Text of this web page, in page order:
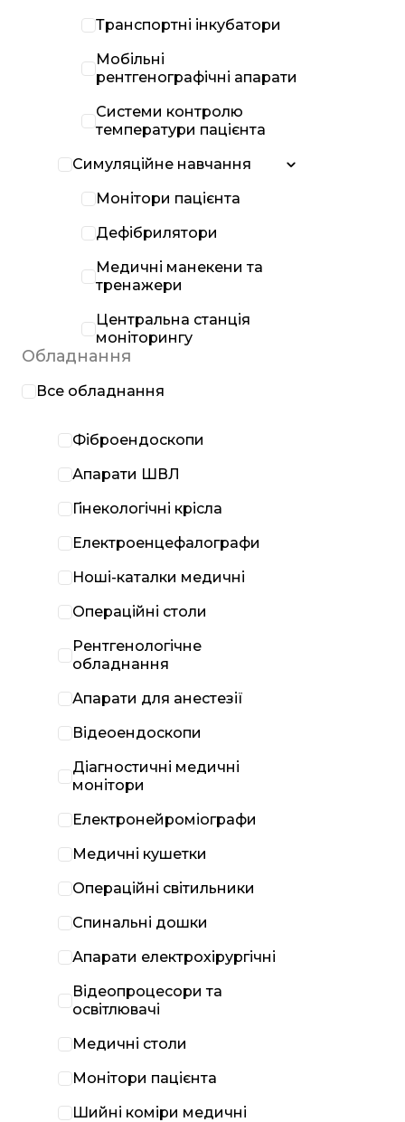
Транспортні інкубатори
Мобільні
рентгенографічні апарати
Системи контролю
температури пацієнта
Симуляційне навчання
Монітори пацієнта
Дефібрилятори
Медичні манекени та
тренажери
Центральна станція
моніторингу
Обладнання
Все обладнання
Фіброендоскопи
Апарати ШВЛ
Гінекологічні крісла
Електроенцефалографи
Ноші-каталки медичні
Операційні столи
Рентгенологічне
обладнання
Апарати для анестезії
Відеоендоскопи
Діагностичні медичні
монітори
Електронейроміографи
Медичні кушетки
Операційні світильники
Спинальні дошки
Апарати електрохірургічні
Відеопроцесори та
освітлювачі
Медичні столи
Монітори пацієнта
Шийні коміри медичні